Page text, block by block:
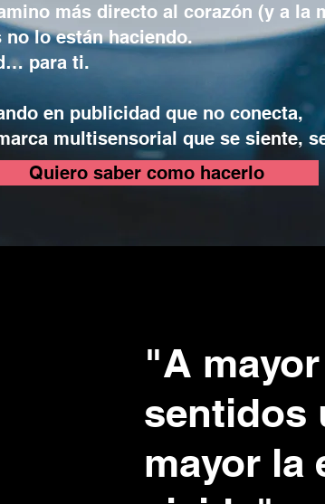
más directo al corazón (y a la
no lo están haciendo.
para ti.
en publicidad que no conecta,
multisensorial que se siente,
Quiero saber como hacerlo
"A
sentidos
mayor la